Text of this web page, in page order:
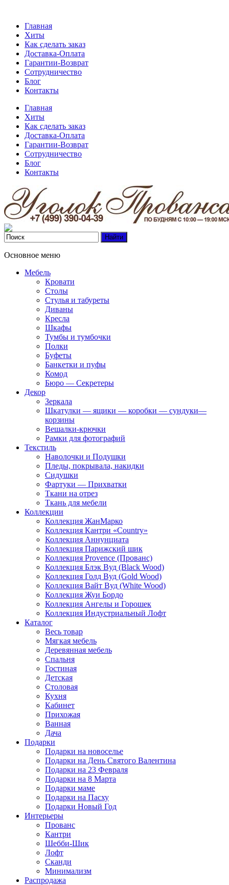
Главная
Хиты
Как сделать заказ
Доставка-Оплата
Гарантии-Возврат
Сотрудничество
Блог
Контакты
Главная
Хиты
Как сделать заказ
Доставка-Оплата
Гарантии-Возврат
Сотрудничество
Блог
Контакты
Основное меню
Мебель
Кровати
Столы
Стулья и табуреты
Диваны
Кресла
Шкафы
Тумбы и тумбочки
Полки
Буфеты
Банкетки и пуфы
Комод
Бюро — Секретеры
Декор
Зеркала
Шкатулки — ящики — коробки — сундуки—
корзины
Вешалки-крючки
Рамки для фотографий
Текстиль
Наволочки и Подушки
Пледы, покрывала, накидки
Сидушки
Фартуки — Прихватки
Ткани на отрез
Ткань для мебели
Коллекции
Коллекция ЖанМарко
Коллекция Кантри «Country»
Коллекция Аннунциата
Коллекция Парижский шик
Коллекция Provence (Прованс)
Коллекция Блэк Вуд (Black Wood)
Коллекция Голд Вуд (Gold Wood)
Коллекция Вайт Вуд (White Wood)
Коллекция Жуи Бордо
Коллекция Ангелы и Горошек
Коллекция Индустриальный Лофт
Каталог
Весь товар
Мягкая мебель
Деревянная мебель
Спальня
Гостиная
Детская
Столовая
Кухня
Кабинет
Прихожая
Ванная
Дача
Подарки
Подарки на новоселье
Подарки на День Святого Валентина
Подарки на 23 Февраля
Подарки на 8 Марта
Подарки маме
Подарки на Пасху
Подарки Новый Год
Интерьеры
Прованс
Кантри
Шебби-Шик
Лофт
Сканди
Минимализм
Распродажа